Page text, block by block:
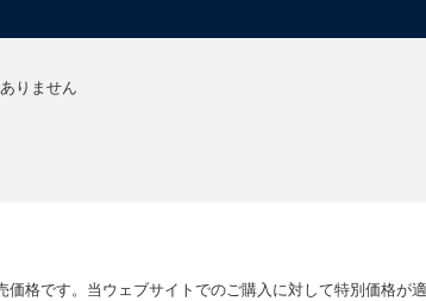
りません
格です。当ウェブサイトでのご購入に対して特別価格が